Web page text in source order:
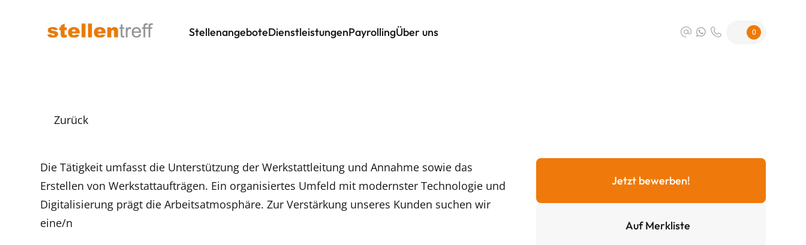
StellenangeboteDienstleistungenPayrollingÜber uns 0
Zurück
Die Tätigkeit umfasst die Unterstützung der Werkstattleitung und Annahme sowie das
Erstellen von Werkstattaufträgen. Ein organisiertes Umfeld mit modernster Technologie und
Digitalisierung prägt die Arbeitsatmosphäre. Zur Verstärkung unseres Kunden suchen wir
eine/n
Jetzt bewerben!
Auf Merkliste